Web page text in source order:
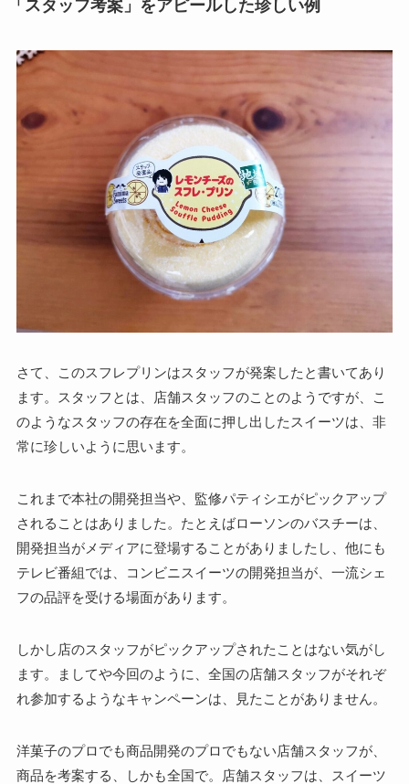
「スタッフ考案」をアピールした珍しい例
さて、このスフレプリンはスタッフが発案したと書いてあり
ます。スタッフとは、店舗スタッフのことのようですが、こ
のようなスタッフの存在を全面に押し出したスイーツは、非
常に珍しいように思います。
これまで本社の開発担当や、監修パティシエがピックアップ
されることはありました。たとえばローソンのバスチーは、
開発担当がメディアに登場することがありましたし、他にも
テレビ番組では、コンビニスイーツの開発担当が、一流シェ
フの品評を受ける場面があります。
しかし店のスタッフがピックアップされたことはない気がし
ます。ましてや今回のように、全国の店舗スタッフがそれぞ
れ参加するようなキャンペーンは、見たことがありません。
洋菓子のプロでも商品開発のプロでもない店舗スタッフが、
商品を考案する、しかも全国で。店舗スタッフは、スイーツ